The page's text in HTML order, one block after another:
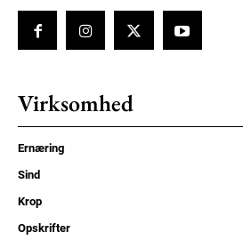
Virksomhed
Ernæring
Sind
Krop
Opskrifter